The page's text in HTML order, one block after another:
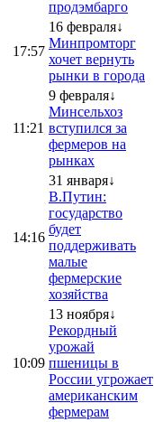
продэмбарго
17:57
16 февраля↓
Минпромторг
хочет вернуть
рынки в города
11:21
9 февраля↓
Минсельхоз
вступился за
фермеров на
рынках
14:16
31 января↓
В.Путин:
государство
будет
поддерживать
малые
фермерские
хозяйства
10:09
13 ноября↓
Рекордный
урожай
пшеницы в
России угрожает
американским
фермерам